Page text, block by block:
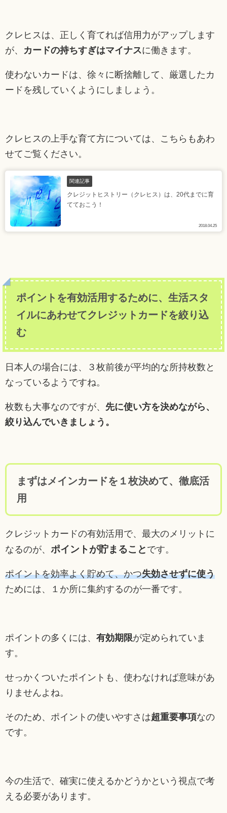
クレヒスは、正しく育てれば信用力がアップします
が、 カードの持ちすぎはマイナスに働きます。
使わないカードは、徐々に断捨離して、厳選したカ
ードを残していくようにしましょう。
クレヒスの上手な育て方については、こちらもあわ
せてご覧ください。
関連記事
クレジットヒストリー（クレヒス）は、20代までに育
てておこう！
2018.04.25
ポイントを有効活用するために、生活スタ
イルにあわせてクレジットカードを絞り込
む
日本人の場合には、３枚前後が平均的な所持枚数と
なっているようですね。
枚数も大事なのですが、 先に使い方を決めながら、
絞り込んでいきましょう。
まずはメインカードを１枚決めて、徹底活
用
クレジットカードの有効活用で、最大のメリットに
なるのが、 ポイントが貯まること です。
ポイントを効率よく貯めて、かつ失効させずに使う
ためには、１か所に集約するのが一番です。
ポイントの多くには、 有効期限が定められていま
す。
せっかくついたポイントも、使わなければ意味があ
りませんよね。
そのため、ポイントの使いやすさは超重要事項なの
です。
今の生活で、確実に使えるかどうかという視点で考
える必要があります。